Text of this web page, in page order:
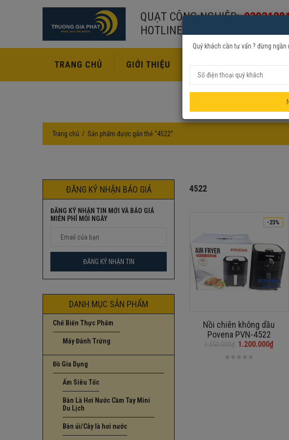
QUẠT CÔNG NGHIỆP:
HOTLINE:
TRANG CHỦ GIỚI THIỆU SẢN PHẨM QUẠT
Trang chủ Sản phẩm được gắn thẻ “4522”
ĐĂNG KÝ NHẬN BÁO GIÁ
ĐĂNG KÝ NHẬN TIN MỚI VÀ BÁO GIÁ
MIỄN PHÍ MỖI NGÀY
DANH MỤC SẢN PHẨM
Chế Biến Thực Phẩm
Máy Đánh Trứng
Đồ Gia Dụng
Ấm Siêu Tốc
Bàn Là Hơi Nước Cầm Tay Mini
Du Lịch
Bàn ủi/Cây là hơi nước
4522
-23%
Nồi chiên không dầu
Povena PVN-4522
1.550.000₫ 1.200.000₫
Quý khách cần tư vấn ? đừng